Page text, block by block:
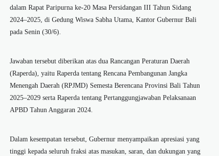
dalam Rapat Paripurna ke-20 Masa Persidangan III Tahun Sidang
2024–2025, di Gedung Wiswa Sabha Utama, Kantor Gubernur Bali
pada Senin (30/6).
Jawaban tersebut diberikan atas dua Rancangan Peraturan Daerah
(Raperda), yaitu Raperda tentang Rencana Pembangunan Jangka
Menengah Daerah (RPJMD) Semesta Berencana Provinsi Bali Tahun
2025–2029 serta Raperda tentang Pertanggungjawaban Pelaksanaan
APBD Tahun Anggaran 2024.
Dalam kesempatan tersebut, Gubernur menyampaikan apresiasi yang
tinggi kepada seluruh fraksi atas masukan, saran, dan dukungan yang